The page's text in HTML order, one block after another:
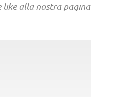
alla nostra pagina